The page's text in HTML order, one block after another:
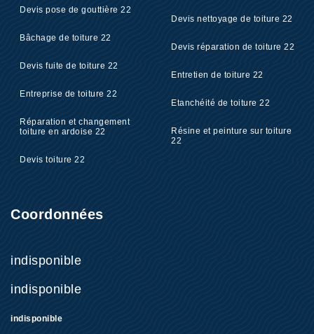
Devis pose de gouttière 22
Bâchage de toiture 22
Devis fuite de toiture 22
Entreprise de toiture 22
Réparation et changement
toiture en ardoise 22
Devis toiture 22
Devis nettoyage de toiture 22
Devis réparation de toiture 22
Entretien de toiture 22
Etanchéité de toiture 22
Résine et peinture sur toiture
22
Coordonnées
indisponible
indisponible
indisponible